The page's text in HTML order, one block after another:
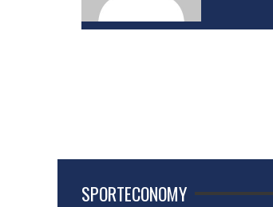
SPORTECONOMY